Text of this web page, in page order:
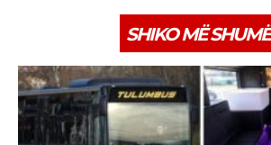
SHIKO MË SHUMË